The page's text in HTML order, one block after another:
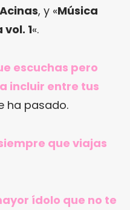
, y «Música
1«.
escuchas pero
incluir entre tus
ha pasado.
que viajas
ídolo que no te